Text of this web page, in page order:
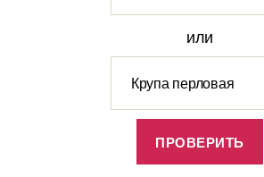
или